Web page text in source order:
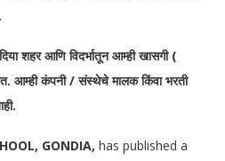
शहर आणि विदर्भातून आम्ही खासगी (
आम्ही कंपनी / संस्थेचे मालक किंवा भरती
GONDIA, has published a